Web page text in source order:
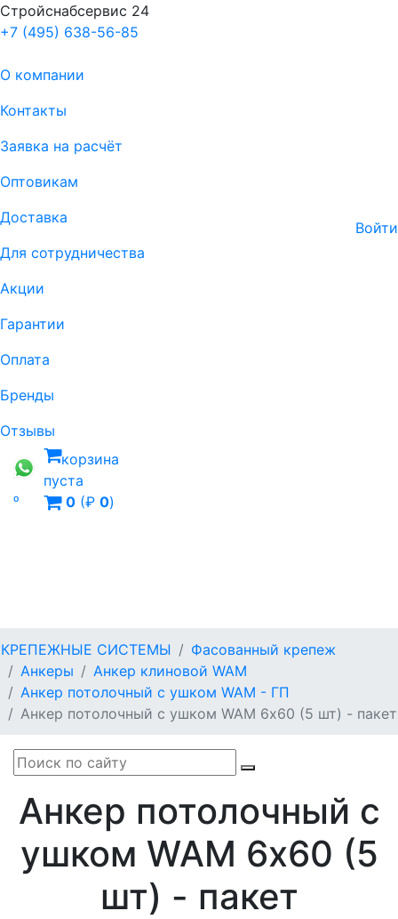
Стройснабсервис 24
+7 (495) 638-56-85
О компании
Контакты
Заявка на расчёт
Оптовикам
Доставка
Для сотрудничества
Акции
Гарантии
Оплата
Бренды
Отзывы
Войти

корзина
пуста
0 (₽ 0)
КРЕПЕЖНЫЕ СИСТЕМЫ
Фасованный крепеж
Анкеры
Анкер клиновой WAM
Анкер потолочный с ушком WAM - ГП
Анкер потолочный с ушком WAM 6х60 (5 шт) - пакет
Анкер потолочный с
ушком WAM 6х60 (5
шт) - пакет